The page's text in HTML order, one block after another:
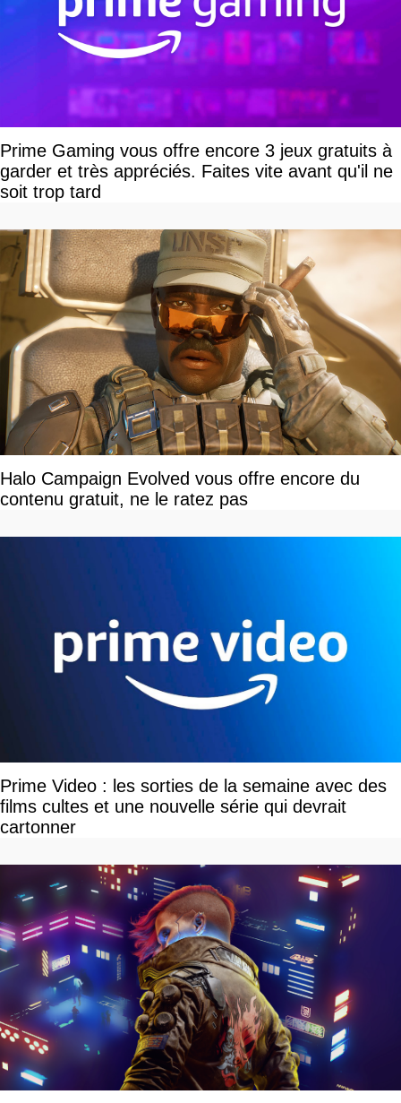
Prime Gaming vous offre encore 3 jeux gratuits à
garder et très appréciés. Faites vite avant qu'il ne
soit trop tard
Halo Campaign Evolved vous offre encore du
contenu gratuit, ne le ratez pas
Prime Video : les sorties de la semaine avec des
films cultes et une nouvelle série qui devrait
cartonner